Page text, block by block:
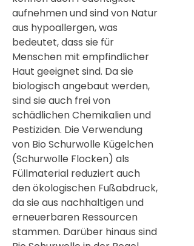
aufnehmen und sind von Natur
aus hypoallergen, was
bedeutet, dass sie für
Menschen mit empfindlicher
Haut geeignet sind. Da sie
biologisch angebaut werden,
sind sie auch frei von
schädlichen Chemikalien und
Pestiziden. Die Verwendung
von Bio Schurwolle Kügelchen
(Schurwolle Flocken) als
Füllmaterial reduziert auch
den ökologischen Fußabdruck,
da sie aus nachhaltigen und
erneuerbaren Ressourcen
stammen. Darüber hinaus sind